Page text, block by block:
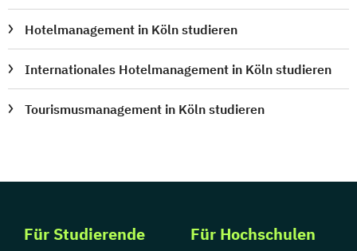
Hotelmanagement in Köln studieren
Internationales Hotelmanagement in Köln studieren
Tourismusmanagement in Köln studieren
Für Studierende Für Hochschulen